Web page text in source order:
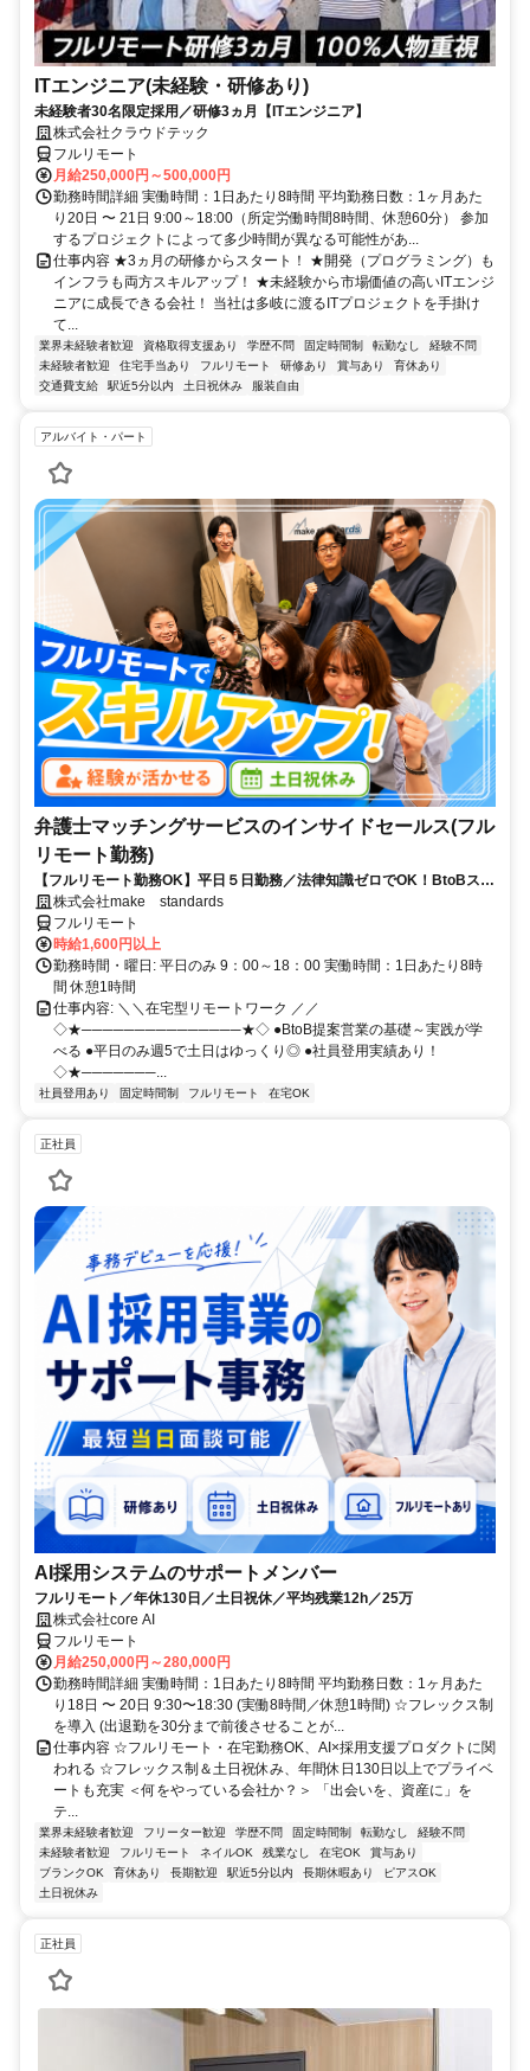
ITエンジニア(未経験・研修あり)
未経験者30名限定採用／研修3ヵ月【ITエンジニア】
株式会社クラウドテック
フルリモート
月給250,000円～500,000円
勤務時間詳細 実働時間：1日あたり8時間 平均勤務日数：1ヶ月あた
り20日 〜 21日 9:00～18:00（所定労働時間8時間、休憩60分） 参加
するプロジェクトによって多少時間が異なる可能性があ...
仕事内容 ★3ヵ月の研修からスタート！ ★開発（プログラミング）も
インフラも両方スキルアップ！ ★未経験から市場価値の高いITエンジ
ニアに成長できる会社！ 当社は多岐に渡るITプロジェクトを手掛け
て...
業界未経験者歓迎 資格取得支援あり 学歴不問 固定時間制 転勤なし
経験不問
未経験者歓迎
住宅手当あり フルリモート 研修あり 賞与あり
育休あり
交通費支給
駅近5分以内 土日祝休み 服装自由
アルバイト・パート
弁護士マッチングサービスのインサイドセールス(フル
リモート勤務)
【フルリモート勤務OK】平日５日勤務／法律知識ゼロでOK！BtoBスキ
ルが身につく営業職
株式会社make standards
フルリモート
時給1,600円以上
勤務時間・曜日: 平日のみ 9：00～18：00 実働時間：1日あたり8時
間 休憩1時間
仕事内容: ＼＼在宅型リモートワーク ／／
◇★───────────────★◇ ●BtoB提案営業の基礎～実践が学
べる ●平日のみ週5で土日はゆっくり◎ ●社員登用実績あり！
◇★───────...
社員登用あり 固定時間制 フルリモート 在宅OK
正社員
AI採用システムのサポートメンバー
フルリモート／年休130日／土日祝休／平均残業12h／25万
株式会社core AI
フルリモート
月給250,000円～280,000円
勤務時間詳細 実働時間：1日あたり8時間 平均勤務日数：1ヶ月あた
り18日 〜 20日 9:30〜18:30 (実働8時間／休憩1時間) ☆フレックス制
を導入 (出退勤を30分まで前後させることが...
仕事内容 ☆フルリモート・在宅勤務OK、AI×採用支援プロダクトに関
われる ☆フレックス制＆土日祝休み、年間休日130日以上でプライベ
ートも充実 ＜何をやっている会社か？＞ 「出会いを、資産に」を
テ...
業界未経験者歓迎 フリーター歓迎 学歴不問 固定時間制 転勤なし
経験不問
未経験者歓迎
フルリモート ネイルOK 残業なし 在宅OK
賞与あり
ブランクOK
育休あり 長期歓迎 駅近5分以内 長期休暇あり
ピアスOK
土日祝休み
正社員